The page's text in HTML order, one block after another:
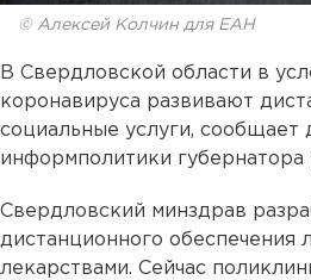
© Алексей Колчин для ЕАН
В Свердловской области в
коронавируса развивают
социальные услуги, сообщает
информполитики губернатора
Свердловский минздрав
дистанционного обеспечения
лекарствами. Сейчас